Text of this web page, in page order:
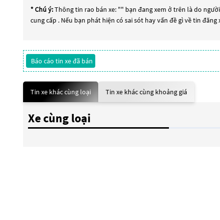
* Chú ý:Thông tin rao bán xe: "" bạn đang xem ở trên là do
cung cấp . Nếu bạn phát hiện có sai sót hay vấn đề gì về tin
Báo cáo tin xe đã bán
Tin xe khác cùng loại Tin xe khác cùng khoảng giá
Xe cùng loại